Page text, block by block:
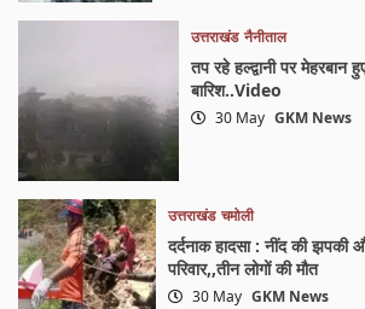
उत्तराखंड नैनीताल
तप रहे हल्द्वानी पर मेहरबान
बारिश..Video
30 May GKM News
उत्तराखंड चमोली
दर्दनाक हादसा : नींद की झपकी
परिवार,,तीन लोगों की मौत
30 May GKM News